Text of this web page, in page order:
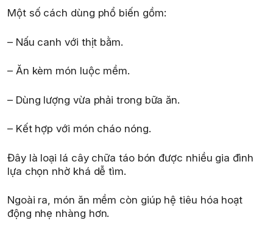
Một số cách dùng phổ biến gồm:
– Nấu canh với thịt bằm.
– Ăn kèm món luộc mềm.
– Dùng lượng vừa phải trong bữa ăn.
– Kết hợp với món cháo nóng.
Đây là loại lá cây chữa táo bón được nhiều gia đình
lựa chọn nhờ khá dễ tìm.
Ngoài ra, món ăn mềm còn giúp hệ tiêu hóa hoạt
động nhẹ nhàng hơn.